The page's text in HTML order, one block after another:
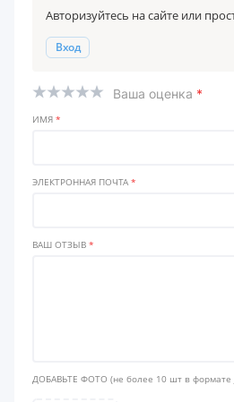
Авторизуйтесь на сайте или
Вход
Ваша оценка *
ИМЯ *
ЭЛЕКТРОННАЯ ПОЧТА *
ВАШ ОТЗЫВ *
ДОБАВЬТЕ ФОТО (не более 10 шт в формате